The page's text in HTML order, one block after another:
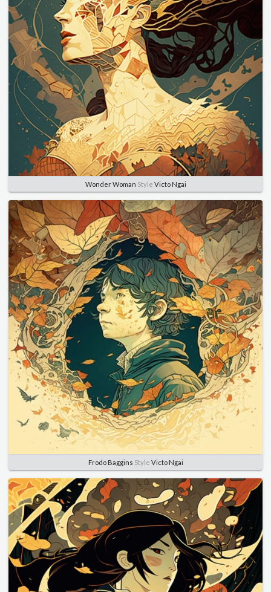
Wonder Woman Style Victo Ngai
Frodo Baggins Style Victo Ngai